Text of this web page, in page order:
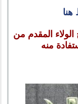
المقدم من
منه